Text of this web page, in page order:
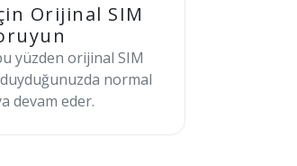
Orijinal SIM
yüzden orijinal SIM
duyduğunuzda normal
devam eder.